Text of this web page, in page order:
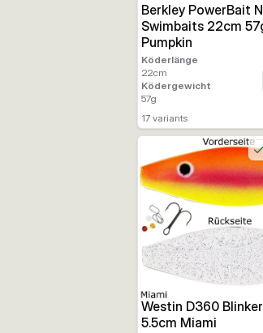
Berkley PowerBait
Swimbaits 22cm
Pumpkin
Köderlänge
22cm
Ködergewicht
57g
17 variants
Westin D360
5.5cm Miami